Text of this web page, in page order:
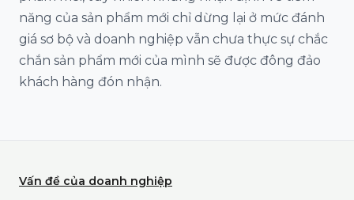
năng của sản phẩm mới chỉ dừng lại ở mức đánh
giá sơ bộ và doanh nghiệp vẫn chưa thực sự chắc
chắn sản phẩm mới của mình sẽ được đông đảo
khách hàng đón nhận.
Vấn đề của doanh nghiệp